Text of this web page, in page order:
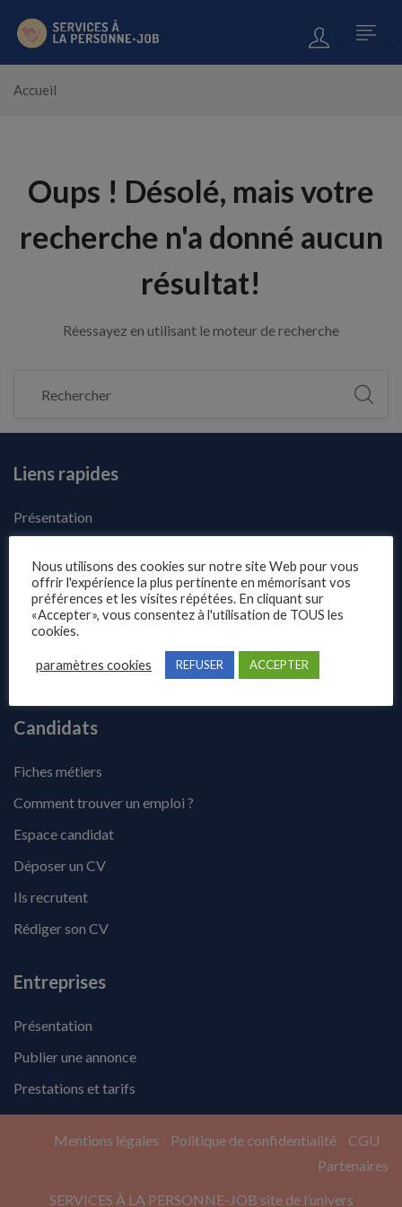
Accueil
Oups ! Désolé, mais votre
recherche n'a donné aucun
résultat!
Réessayez en utilisant le moteur de recherche
Liens rapides
Présentation
Offres d’emploi
Questions fréquentes
Contact
Candidats
Fiches métiers
Comment trouver un emploi ?
Espace candidat
Déposer un CV
Ils recrutent
Rédiger son CV
Entreprises
Présentation
Publier une annonce
Prestations et tarifs
SERVICES À LA PERSONNE-JOB site de l’univers
Mentions légales Politique de confidentialité
CGU
Partenaires
Nous utilisons des cookies sur notre site Web pour vous
offrir l'expérience la plus pertinente en mémorisant vos
préférences et les visites répétées. En cliquant sur
«Accepter», vous consentez à l'utilisation de TOUS les
cookies.
paramètres cookies REFUSER ACCEPTER